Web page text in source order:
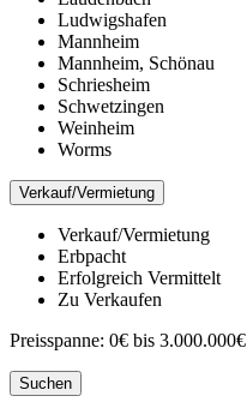
Ludwigshafen
Mannheim
Mannheim, Schönau
Schriesheim
Schwetzingen
Weinheim
Worms
Verkauf/Vermietung
Verkauf/Vermietung
Erbpacht
Erfolgreich Vermittelt
Zu Verkaufen
Preisspanne: 0€ bis 3.000.000€
Suchen